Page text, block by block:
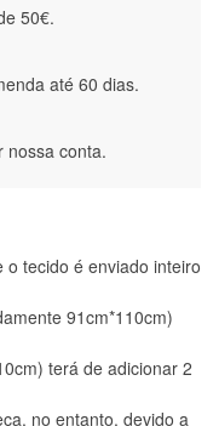
50€.
até 60 dias.
nossa conta.
tecido é enviado inteiro
91cm*110cm)
terá de adicionar 2
no entanto, devido a